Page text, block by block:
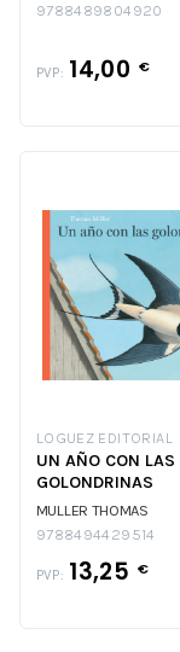
9788489804920
PVP: 14,00 €
LOGUEZ EDITORIAL
UN AÑO CON LAS
GOLONDRINAS
MULLER THOMAS
9788494429514
PVP: 13,25 €